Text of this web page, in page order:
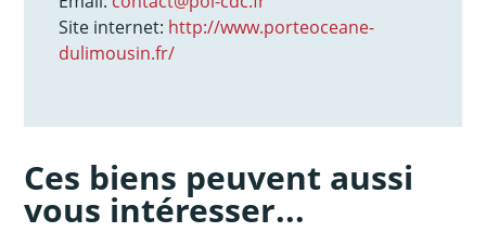
Site internet: http://www.porteoceane-
dulimousin.fr/
Ces biens peuvent aussi
vous intéresser...